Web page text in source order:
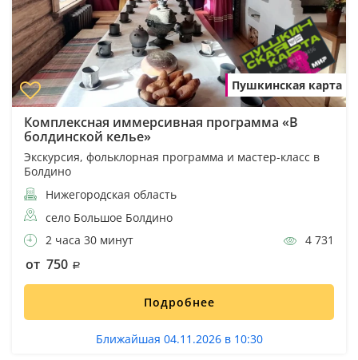
Пушкинская карта
Комплексная иммерсивная программа «В
болдинской келье»
Экскурсия, фольклорная программа и мастер-класс в
Болдино
Нижегородская область
село Большое Болдино
2 часа 30 минут
4 731
от 750
Подробнее
Ближайшая 04.11.2026 в 10:30